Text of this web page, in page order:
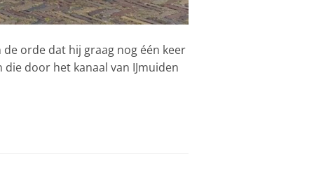
de orde dat hij graag nog één keer
door het kanaal van IJmuiden